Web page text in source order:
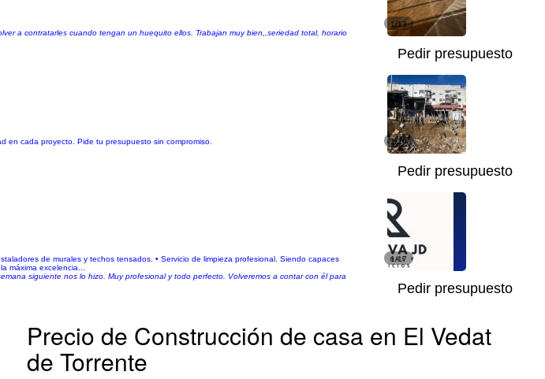
a contratarles cuando tengan un huequito ellos. Trabajan muy bien,,seriedad total, horario
1/13
Pedir presupuesto
en cada proyecto. Pide tu presupuesto sin compromiso.
1/10
Pedir presupuesto
de murales y techos tensados. • Servicio de limpieza profesional. Siendo capaces
máxima excelencia...
siguiente nos lo hizo. Muy profesional y todo perfecto. Volveremos a contar con él para
1/17
Pedir presupuesto
Precio de Construcción de casa en El Vedat
de Torrente